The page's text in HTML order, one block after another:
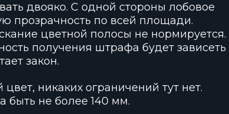
двояко. С одной стороны лобовое
прозрачность по всей площади.
цветной полосы не нормируется.
получения штрафа будет зависеть
закон.
никаких ограничений тут нет.
не более 140 мм.